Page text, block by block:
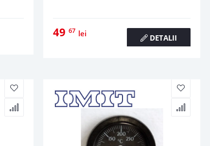
4967 lei DETALII